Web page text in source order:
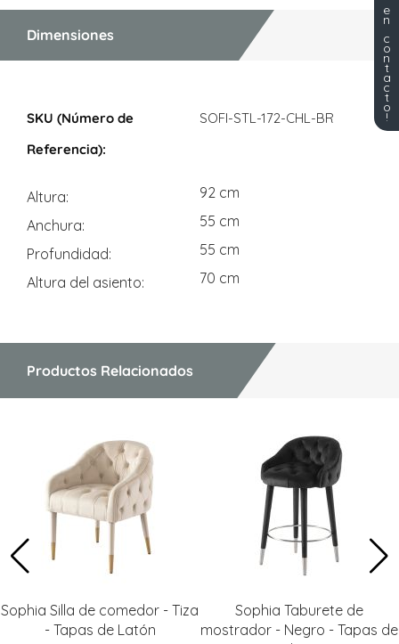
Dimensiones
SOFI-STL-172-CHL-BR
Altura
92 cm
Anchura
55 cm
Profundidad
55 cm
Altura del asiento
70 cm
Productos Relacionados
Sophia Silla de comedor - Tiza
- Tapas de Latón
Sophia Taburete de
mostrador - Negro - Tapas de
e
n
c
o
n
t
a
c
t
o
!